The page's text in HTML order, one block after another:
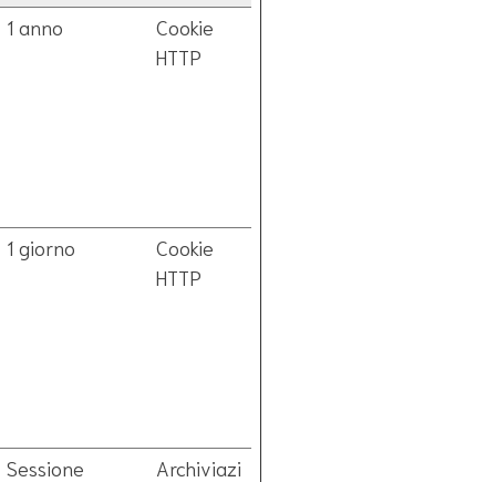
1 anno
Cookie
HTTP
1 giorno
Cookie
HTTP
Sessione
Archiviazi